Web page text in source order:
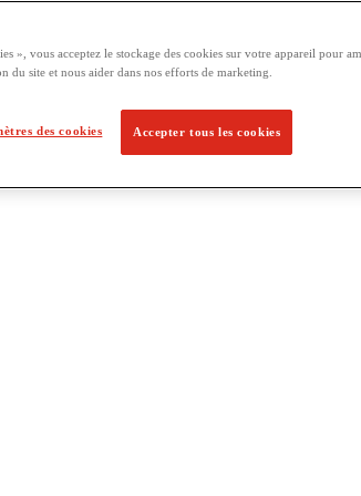
», vous acceptez le stockage des cookies sur votre appareil pour
du site et nous aider dans nos efforts de marketing.
des cookies Accepter tous les cookies